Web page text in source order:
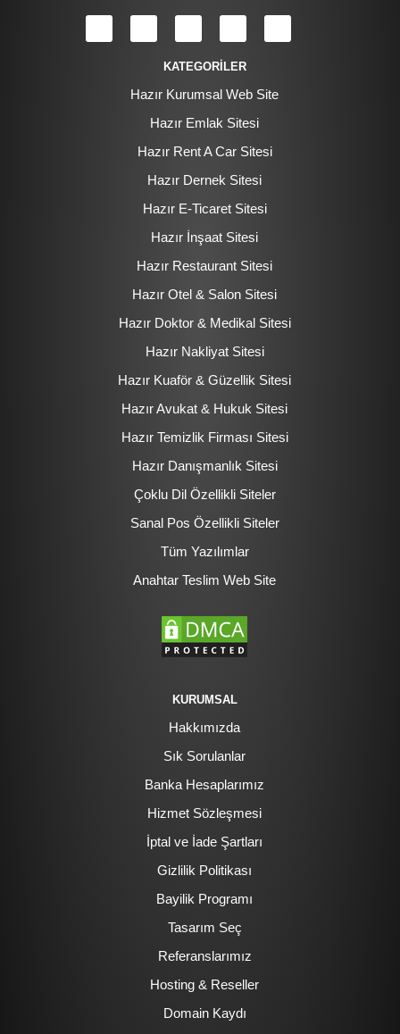
KATEGORİLER
Hazır Kurumsal Web Site
Hazır Emlak Sitesi
Hazır Rent A Car Sitesi
Hazır Dernek Sitesi
Hazır E-Ticaret Sitesi
Hazır İnşaat Sitesi
Hazır Restaurant Sitesi
Hazır Otel & Salon Sitesi
Hazır Doktor & Medikal Sitesi
Hazır Nakliyat Sitesi
Hazır Kuaför & Güzellik Sitesi
Hazır Avukat & Hukuk Sitesi
Hazır Temizlik Firması Sitesi
Hazır Danışmanlık Sitesi
Çoklu Dil Özellikli Siteler
Sanal Pos Özellikli Siteler
Tüm Yazılımlar
Anahtar Teslim Web Site
KURUMSAL
Hakkımızda
Sık Sorulanlar
Banka Hesaplarımız
Hizmet Sözleşmesi
İptal ve İade Şartları
Gizlilik Politikası
Bayilik Programı
Tasarım Seç
Referanslarımız
Hosting & Reseller
Domain Kaydı